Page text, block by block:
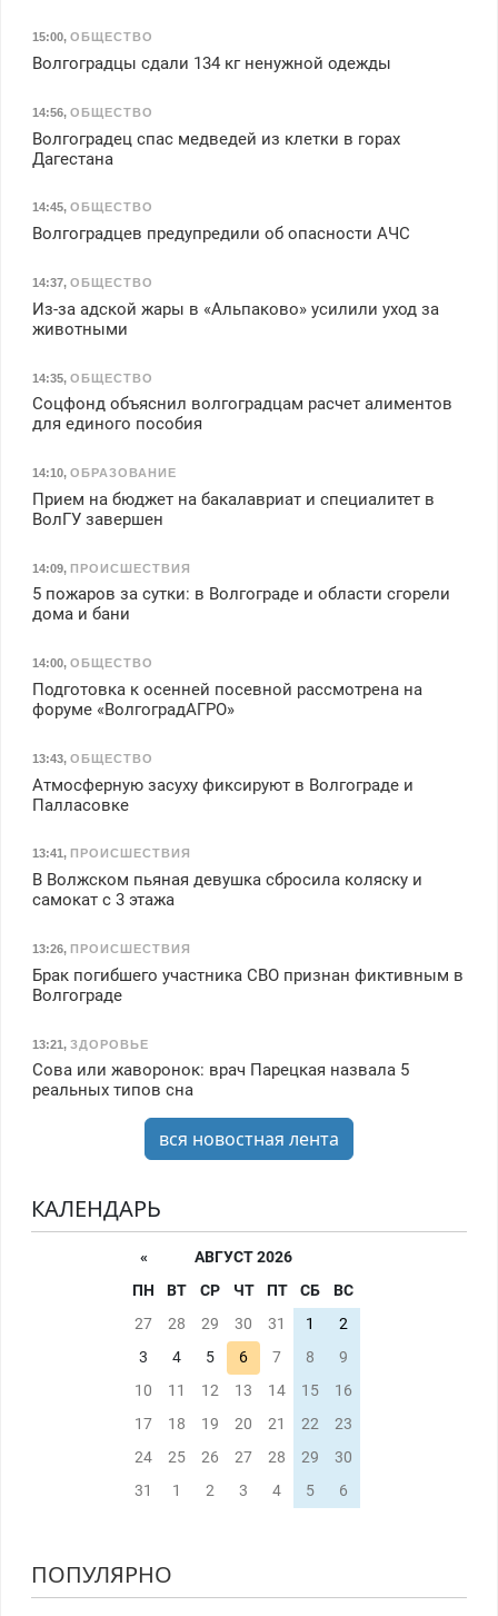
15:00, ОБЩЕСТВО
Волгоградцы сдали 134 кг ненужной одежды
14:56, ОБЩЕСТВО
Волгоградец спас медведей из клетки в горах
Дагестана
14:45, ОБЩЕСТВО
Волгоградцев предупредили об опасности АЧС
14:37, ОБЩЕСТВО
Из-за адской жары в «Альпаково» усилили уход за
животными
14:35, ОБЩЕСТВО
Соцфонд объяснил волгоградцам расчет алиментов
для единого пособия
14:10, ОБРАЗОВАНИЕ
Прием на бюджет на бакалавриат и специалитет в
ВолГУ завершен
14:09, ПРОИСШЕСТВИЯ
5 пожаров за сутки: в Волгограде и области сгорели
дома и бани
14:00, ОБЩЕСТВО
Подготовка к осенней посевной рассмотрена на
форуме «ВолгоградАГРО»
13:43, ОБЩЕСТВО
Атмосферную засуху фиксируют в Волгограде и
Палласовке
13:41, ПРОИСШЕСТВИЯ
В Волжском пьяная девушка сбросила коляску и
самокат с 3 этажа
13:26, ПРОИСШЕСТВИЯ
Брак погибшего участника СВО признан фиктивным в
Волгограде
13:21, ЗДОРОВЬЕ
Сова или жаворонок: врач Парецкая назвала 5
реальных типов сна
вся новостная лента
КАЛЕНДАРЬ
«
АВГУСТ 2026
ПН
ВТ СР ЧТ ПТ СБ
ВС
27
28 29 30 31 1
2
3
4 5 6 7 8
9
10
11 12 13 14 15
16
17
18 19 20 21 22
23
24
25 26 27 28 29
30
31
1 2 3 4 5 6
ПОПУЛЯРНО